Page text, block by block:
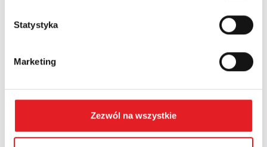
Statystyka
Marketing
Zezwól na wszystkie
Wyrażam zgodę na przetwarzanie moich danych
osobowych przez Relpol S.A. Więcej informacji na temat